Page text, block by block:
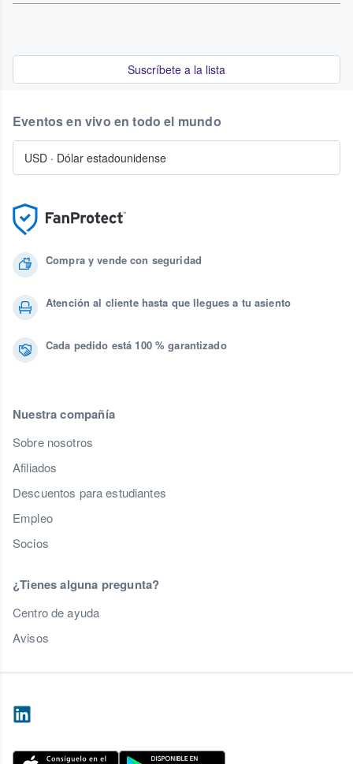
Suscríbete a la lista
Compra y vende con seguridad
Atención al cliente hasta que llegues a tu asiento
Cada pedido está 100 % garantizado
Nuestra compañía
Sobre nosotros
Afiliados
Descuentos para estudiantes
Empleo
Socios
¿Tienes alguna pregunta?
Centro de ayuda
Avisos
Eventos en vivo en todo el mundo
USD · Dólar estadounidense